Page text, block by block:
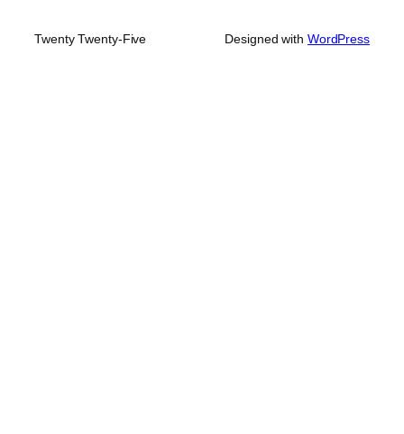
Twenty Twenty-Five Designed with WordPress